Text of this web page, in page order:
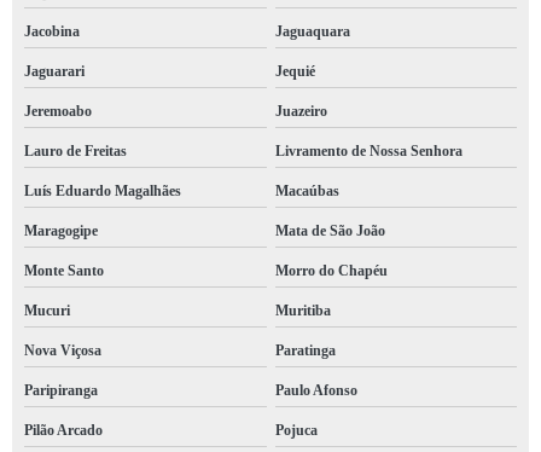
Jacobina Jaguaquara
Jaguarari Jequié
Jeremoabo Juazeiro
Lauro de Freitas Livramento de Nossa Senhora
Luís Eduardo Magalhães Macaúbas
Maragogipe Mata de São João
Monte Santo Morro do Chapéu
Mucuri Muritiba
Nova Viçosa Paratinga
Paripiranga Paulo Afonso
Pilão Arcado Pojuca